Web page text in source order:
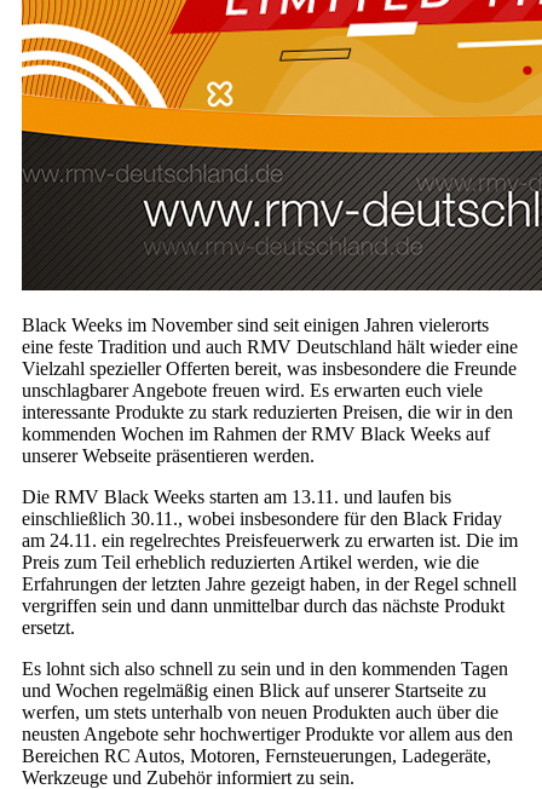
Black Weeks im November sind seit einigen Jahren vielerorts
eine feste Tradition und auch RMV Deutschland hält wieder eine
Vielzahl spezieller Offerten bereit, was insbesondere die Freunde
unschlagbarer Angebote freuen wird. Es erwarten euch viele
interessante Produkte zu stark reduzierten Preisen, die wir in den
kommenden Wochen im Rahmen der RMV Black Weeks auf
unserer Webseite präsentieren werden.
Die RMV Black Weeks starten am 13.11. und laufen bis
einschließlich 30.11., wobei insbesondere für den Black Friday
am 24.11. ein regelrechtes Preisfeuerwerk zu erwarten ist. Die im
Preis zum Teil erheblich reduzierten Artikel werden, wie die
Erfahrungen der letzten Jahre gezeigt haben, in der Regel schnell
vergriffen sein und dann unmittelbar durch das nächste Produkt
ersetzt.
Es lohnt sich also schnell zu sein und in den kommenden Tagen
und Wochen regelmäßig einen Blick auf unserer Startseite zu
werfen, um stets unterhalb von neuen Produkten auch über die
neusten Angebote sehr hochwertiger Produkte vor allem aus den
Bereichen RC Autos, Motoren, Fernsteuerungen, Ladegeräte,
Werkzeuge und Zubehör informiert zu sein.